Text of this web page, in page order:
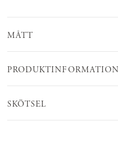
MÅTT
PRODUKTINFORMATION
SKÖTSEL